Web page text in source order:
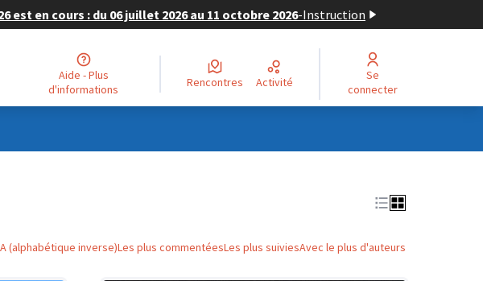
en cours : du 06 juillet 2026 au 11 octobre 2026-Instruction
Aide - Plus
d'informations
Rencontres Activité
Se
connecter
(alphabétique inverse)Les plus commentéesLes plus suiviesAvec le plus d'auteurs